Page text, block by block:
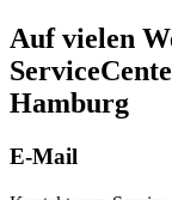
Auf vielen
Hamburg
E-Mail